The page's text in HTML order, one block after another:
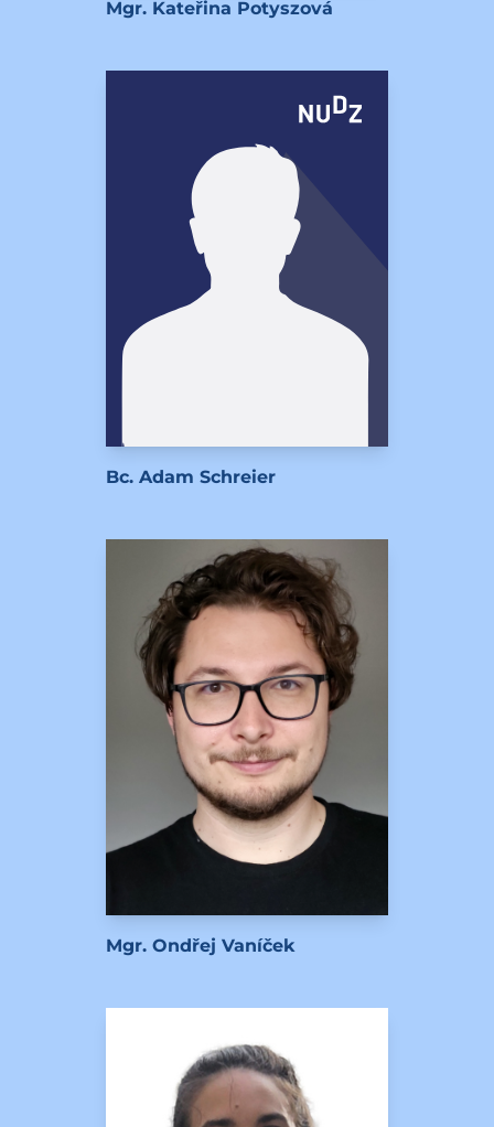
Mgr. Kateřina Potyszová
Bc. Adam Schreier
Mgr. Ondřej Vaníček